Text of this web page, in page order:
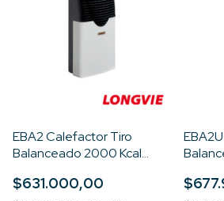
EBA2 Calefactor Tiro
Balanceado 2000 Kcal
$631.000,00